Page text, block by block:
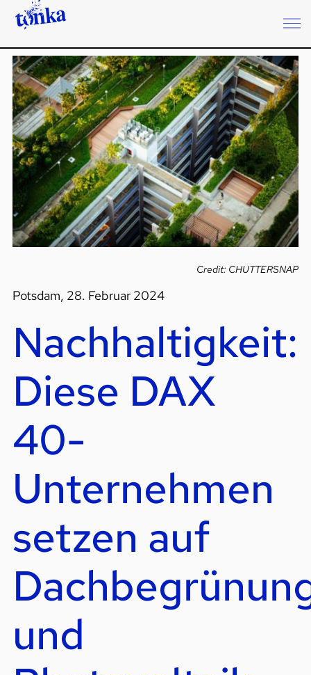
Credit: CHUTTERSNAP
Potsdam, 28. Februar 2024
Nachhaltigkeit:
Diese DAX
40-
Unternehmen
setzen auf
und